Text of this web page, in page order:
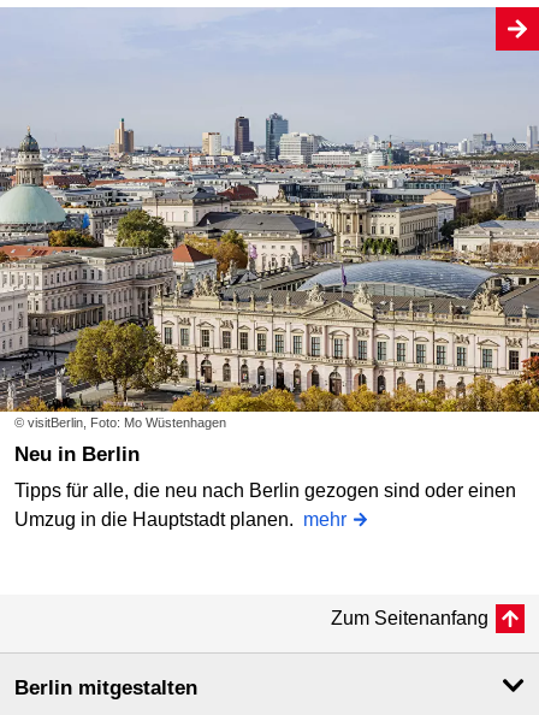
© visitBerlin, Foto: Mo Wüstenhagen
Neu in Berlin
Tipps für alle, die neu nach Berlin gezogen sind oder einen
Umzug in die Hauptstadt planen. mehr
Zum Seitenanfang
Berlin mitgestalten